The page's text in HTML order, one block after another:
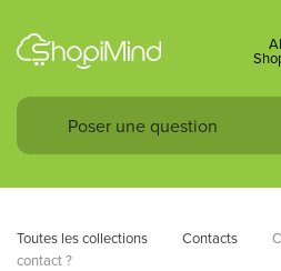
Toutes les collections Contacts
contact ?